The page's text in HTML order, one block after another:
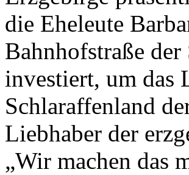
die Eheleute
Bahnhofstraße
investiert, um das
Schlaraffenland
Liebhaber der
„Wir machen